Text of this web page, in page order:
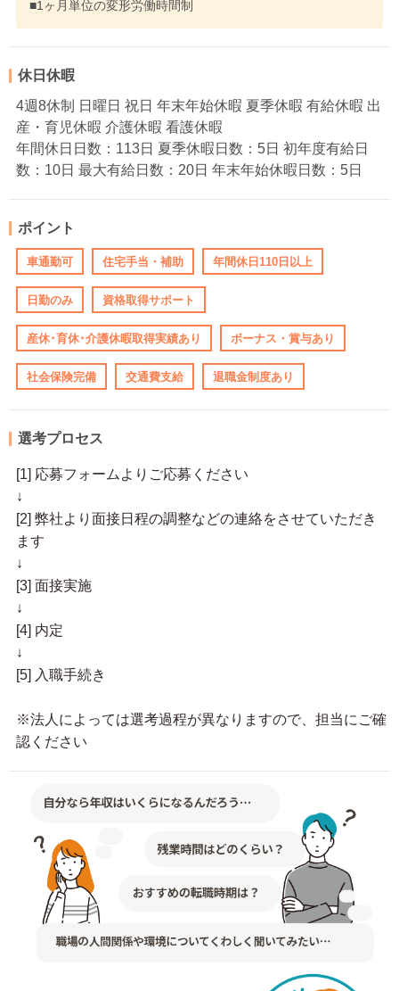
■1ヶ月単位の変形労働時間制
休日休暇
4週8休制 日曜日 祝日 年末年始休暇 夏季休暇 有給休暇 出
産・育児休暇 介護休暇 看護休暇
年間休日日数：113日 夏季休暇日数：5日 初年度有給日
数：10日 最大有給日数：20日 年末年始休暇日数：5日
ポイント
車通勤可 住宅手当・補助 年間休日110日以上
日勤のみ 資格取得サポート
産休･育休･介護休暇取得実績あり ボーナス・賞与あり
社会保険完備 交通費支給 退職金制度あり
選考プロセス
[1] 応募フォームよりご応募ください
↓
[2] 弊社より面接日程の調整などの連絡をさせていただき
ます
↓
[3] 面接実施
↓
[4] 内定
↓
[5] 入職手続き
※法人によっては選考過程が異なりますので、担当にご確
認ください